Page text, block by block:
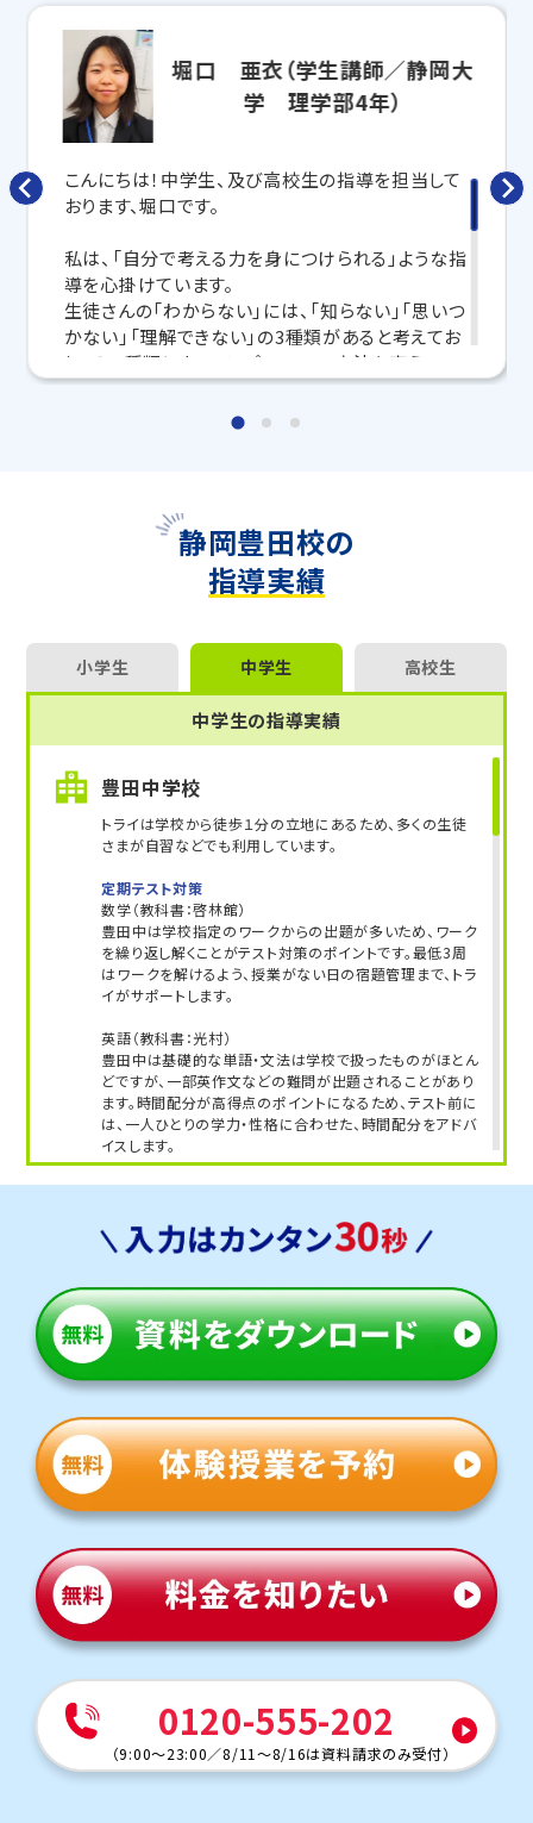
寧に教えてくれるから、効率良く成績アップを目指せま
す！
さらに、授業日以外も利用できる「自習スペース」
要科目の対策ができる
します。
トライで一緒に、今までで一番成長できる夏にしよ
う！
マンツーマンの無料体験授業、学習相談、教室見学は
いつでも受付中です。
こちら
教室長兼教育プランナー 遠藤 崇
堀口 亜衣（学生講師／静岡大
学 理学部4年）
こんにちは！中学生、及び高校生の指導を担当して
おります、堀口です。
私は、「自分で考える力を身につけられる」ような指
導を心掛けています。
生徒さんの「わからない」には、「知らない」「思いつ
かない」「理解できない」の3種類があると考えてお
り、その種類によってアプローチの方法を変えてい
ます。「知らない」には欠けている知識を、「思いつ
かない」には解法へたどり着くための考え方を、「理
ることで段階的にレベルアップし、わかったことで
自分から考えることができるようになります。
個別指導だからこそ一人ひとりの進度に合わせる
ことができ、効率的に「わかった」を増やすことがで
「わからない」で困っている皆さん、トライで一緒に
「わかった！」を増やしていきましょう！
静岡豊田校の
指導実績
小学生 中学生 高校生
中学生の指導実績
豊田中学校
トライは学校から徒歩１分の立地にあるため、多くの生徒
さまが自習などでも利用しています。
定期テスト対策
数学（教科書：啓林館）
豊田中は学校指定のワークからの出題が多いため、ワーク
を繰り返し解くことがテスト対策のポイントです。最低3周
はワークを解けるよう、授業がない日の宿題管理まで、トラ
イがサポートします。
英語（教科書：光村）
豊田中は基礎的な単語・文法は学校で扱ったものがほとん
どですが、一部英作文などの難問が出題されることがあり
ます。時間配分が高得点のポイントになるため、テスト前に
は、一人ひとりの学力・性格に合わせた、時間配分をアドバ
イスします。
人気のコース
・苦手科目克服コース
トライから自転車で９分の立地にあり、アクセスが良いで
す。授業がない日に自習のために通塾する生徒さまも多く
いらっしゃいます。
定期テスト対策
数学（教科書：啓林館）
高松中では基礎的な計算問題は学校で扱った問題やその
類題がほとんどですが、一部応用問題も出題されます。時
間配分が高得点のポイントになるため、テスト前には、一
人ひとりの学力・性格に合わせた、時間配分をアドバイスし
ます。
英語（教科書：光村）
高松中は教科書やワークからの出題が中心ですが、応用問
題も混じるため油断できません。トライでは基礎の単元か
臨める力を育てます。
・定期テスト対策コース
・苦手科目克服コース
南中学校
0120-555-202
（9:00～23:00／8/11～8/16は資料請求のみ受付）